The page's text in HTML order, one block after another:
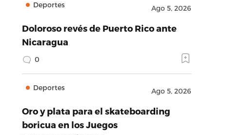
Deportes Ago 5, 2026
Doloroso revés de Puerto Rico ante
Nicaragua
0
Deportes Ago 5, 2026
Oro y plata para el skateboarding
boricua en los Juegos